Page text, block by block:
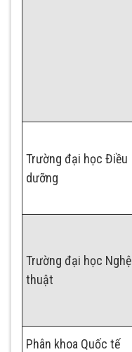
Trường đại học Điều
dưỡng
Trường đại học Nghệ
thuật
Phân khoa Quốc tế